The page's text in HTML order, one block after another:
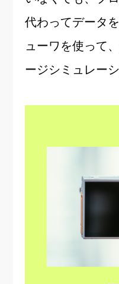
代わってデータを
ューワを使って
ージシミュレー